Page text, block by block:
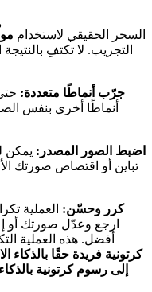
السحر الحقيقي لاستخدام
التجريب. لا تكتفِ
جرّب أنماطًا متعددة:
أنماطًا أخرى بنفس
اضبط الصور المصدر: يمكن
تباين أو اقتصاص صورتك
كرر وحسّن: العملية
ارجع وعدّل صورتك أو
أفضل. هذه العملية
كرتونية فريدة حقًا بالذكاء
إلى رسوم كرتونية